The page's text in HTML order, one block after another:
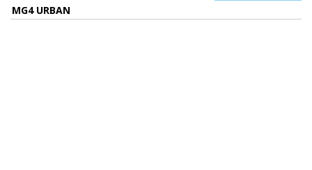
MG4 URBAN